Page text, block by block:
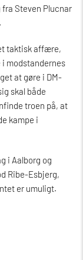
fra Steven Plucnar
taktisk affære,
modstandernes
at gøre i DM-
skal både
troen på, at
kampe i
i Aalborg og
Ribe-Esbjerg,
er umuligt.